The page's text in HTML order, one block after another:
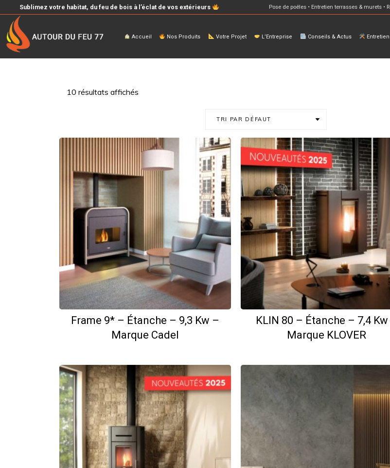
Sublimez votre habitat, du feu de bois à l’éclat de vos extérieurs Pose de poêles • Entretien terrasses & murets •
Accueil Nos Produits Votre Projet L’Entreprise Conseils & Actus
10 résultats affichés
TRI PAR DÉFAUT
Frame 9* – Étanche – 9,3 Kw –
Marque Cadel
KLIN 80 – Étanche – 7,4
Marque KLOVER